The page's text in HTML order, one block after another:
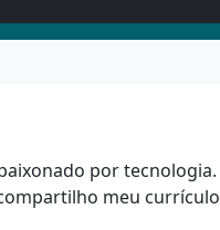
por tecnologia.
meu currículo